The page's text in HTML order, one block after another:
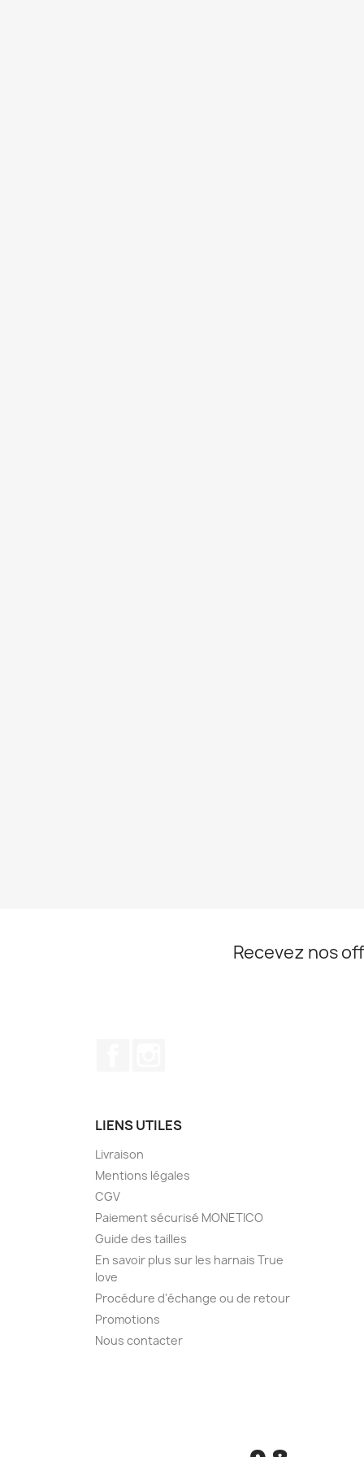
Recevez nos
LIENS UTILES
Livraison
Mentions légales
CGV
Paiement sécurisé MONETICO
Guide des tailles
En savoir plus sur les harnais True
love
Procédure d'échange ou de retour
Promotions
Nous contacter